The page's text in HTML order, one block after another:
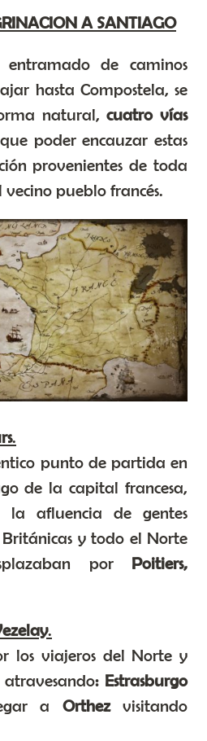
A SANTIAGO
de caminos
hasta Compostela, se
natural,cuatro vías
poder encauzar estas
provenientes de toda
pueblo francés.
.
punto de partida en
de la capital francesa,
afluencia de gentes
Británicas y todo el Norte
por Poitiers,
.
los viajeros del Norte y
: Estrasburgo
a Orthezvisitando